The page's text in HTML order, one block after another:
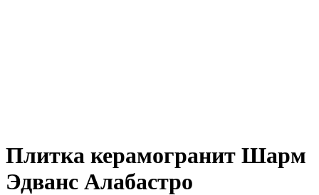
Плитка керамогранит Шарм
Эдванс Алабастро